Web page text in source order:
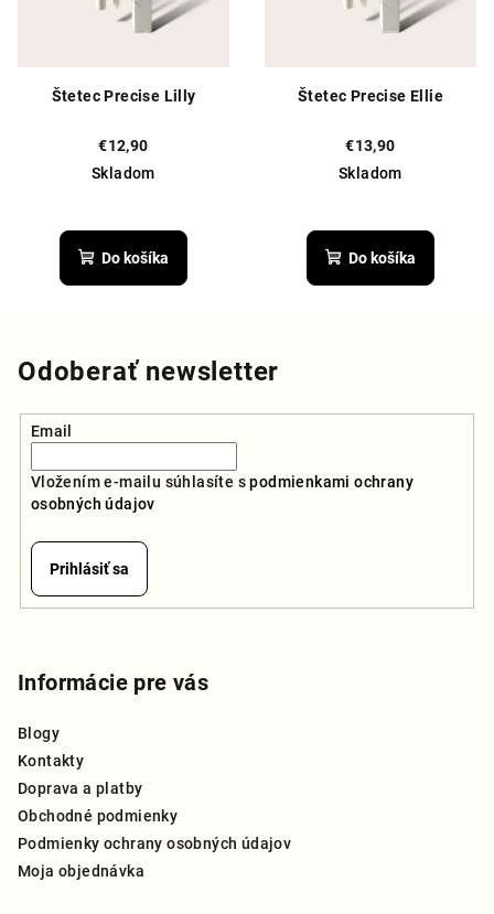
Štetec Precise Lilly
€12,90
Skladom
Do košíka
Štetec Precise Ellie
€13,90
Skladom
hodnotenie
produktu
Do košíka
Odoberať newsletter
Email
Vložením e-mailu súhlasíte spodmienkami ochrany
osobných údajov
Prihlásiť sa
Informácie pre vás
Blogy
Kontakty
Doprava a platby
Obchodné podmienky
Podmienky ochrany osobných údajov
Moja objednávka